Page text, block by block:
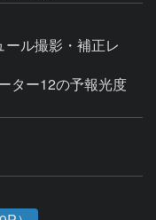
ール撮影・補正レ
ター12の予報光度